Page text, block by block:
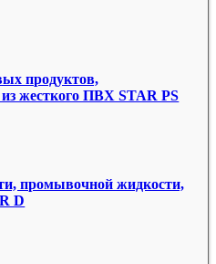
продуктов,
жесткого ПВХ STAR PS
промывочной жидкости,
D